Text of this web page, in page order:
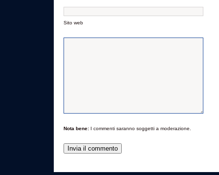
Sito web
Nota bene: I commenti saranno soggetti a moderazione.